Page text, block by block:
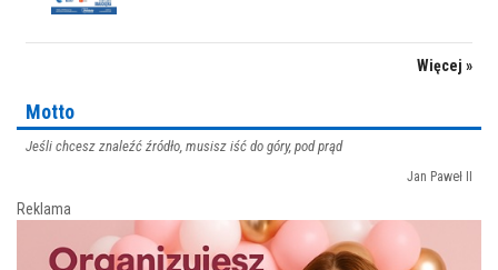
Więcej »
Motto
Jeśli chcesz znaleźć źródło, musisz iść do góry, pod prąd
Jan Paweł II
Reklama